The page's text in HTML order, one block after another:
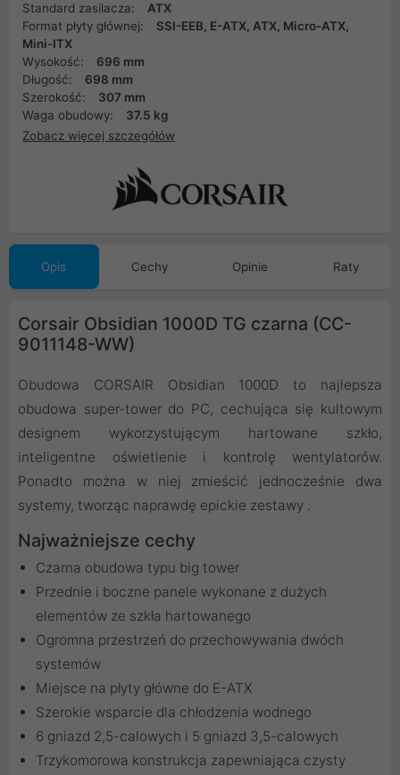
Standard zasilacza:
ATX
Format płyty głównej:
SSI-EEB, E-ATX, ATX, Micro-ATX,
Mini-ITX
Wysokość:
696 mm
Długość:
698 mm
Szerokość:
307 mm
Waga obudowy:
37.5 kg
Zobacz więcej szczegółów
Opis Cechy Opinie Raty
Corsair Obsidian 1000D TG czarna (CC-
9011148-WW)
Obudowa CORSAIR Obsidian 1000D to najlepsza
obudowa super-tower do PC, cechująca się kultowym
designem wykorzystującym hartowane szkło,
inteligentne oświetlenie i kontrolę wentylatorów.
Ponadto można w niej zmieścić jednocześnie dwa
systemy, tworząc naprawdę epickie zestawy .
Najważniejsze cechy
Czarna obudowa typu big tower
Przednie i boczne panele wykonane z dużych
elementów ze szkła hartowanego
Ogromna przestrzeń do przechowywania dwóch
systemów
Miejsce na płyty główne do E-ATX
Szerokie wsparcie dla chłodzenia wodnego
6 gniazd 2,5-calowych i 5 gniazd 3,5-calowych
Trzykomorowa konstrukcja zapewniająca czysty